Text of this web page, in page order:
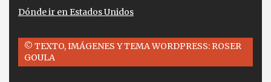
Dónde ir en Estados Unidos
© TEXTO, IMÁGENES Y TEMA WORDPRESS: ROSER
GOULA